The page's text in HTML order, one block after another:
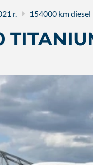
r. 154000 kmdiesel